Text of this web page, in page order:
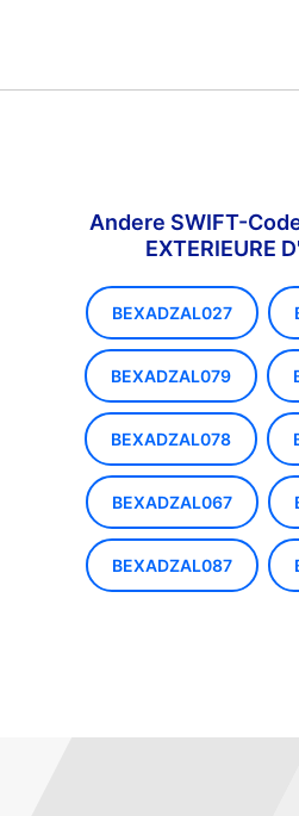
Andere SWIFT-
EXTERIEURE
BEXADZAL027
BEXADZAL079
BEXADZAL078
BEXADZAL067
BEXADZAL087